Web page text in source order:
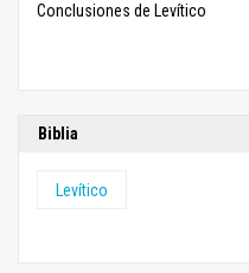
Conclusiones de Levítico
Biblia
Levítico